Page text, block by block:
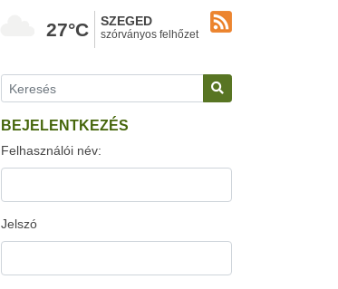
27°C SZEGED
szórványos felhőzet
BEJELENTKEZÉS
Felhasználói név:
Jelszó